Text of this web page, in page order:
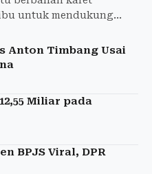
untuk mendukung
Anton Timbang Usai
Miliar pada
BPJS Viral, DPR